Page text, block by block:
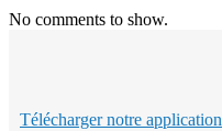
No comments to show.
Télécharger notre application